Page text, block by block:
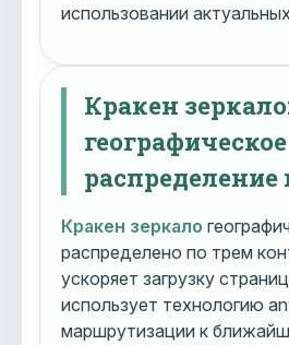
использовании
Кракен
географическое
распределение
Кракен зеркало
распределено по трем
ускоряет загрузку
использует технологию
маршрутизации к